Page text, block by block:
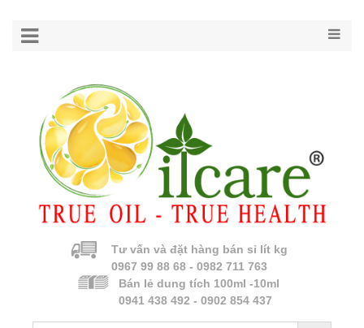
Tư vấn và đặt hàng bán sỉ lít kg
0967 99 88 68 - 0982 711 763
Bán lẻ dung tích 100ml -10ml
0941 438 492 - 0902 854 437